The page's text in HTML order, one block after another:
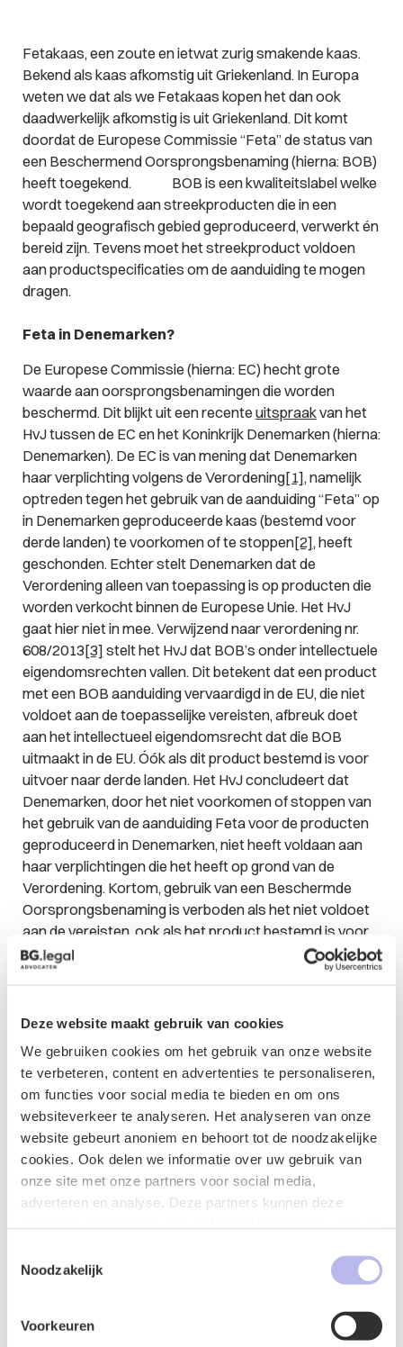
Deze website maakt gebruik van cookies
We gebruiken cookies om het gebruik van onze website
te verbeteren, content en advertenties te personaliseren,
om functies voor social media te bieden en om ons
websiteverkeer te analyseren. Het analyseren van onze
website gebeurt anoniem en behoort tot de noodzakelijke
cookies. Ook delen we informatie over uw gebruik van
onze site met onze partners voor social media,
adverteren en analyse. Deze partners kunnen deze
uw gebruik van hun services.
Noodzakelijk
Voorkeuren
Fetakaas, een zoute en ietwat zurig smakende kaas.
Bekend als kaas afkomstig uit Griekenland. In Europa
weten we dat als we Fetakaas kopen het dan ook
daadwerkelijk afkomstig is uit Griekenland. Dit komt
doordat de Europese Commissie “Feta” de status van
een Beschermend Oorsprongsbenaming (hierna: BOB)
heeft toegekend. BOB is een kwaliteitslabel welke
wordt toegekend aan streekproducten die in een
bepaald geografisch gebied geproduceerd, verwerkt én
bereid zijn. Tevens moet het streekproduct voldoen
aan productspecificaties om de aanduiding te mogen
dragen.
Feta in Denemarken?
De Europese Commissie (hierna: EC) hecht grote
waarde aan oorsprongsbenamingen die worden
beschermd. Dit blijkt uit een recente uitspraakvan het
HvJ tussen de EC en het Koninkrijk Denemarken (hierna:
Denemarken). De EC is van mening dat Denemarken
haar verplichting volgens de Verordening[1], namelijk
optreden tegen het gebruik van de aanduiding “Feta” op
in Denemarken geproduceerde kaas (bestemd voor
derde landen) te voorkomen of te stoppen[2], heeft
geschonden. Echter stelt Denemarken dat de
Verordening alleen van toepassing is op producten die
worden verkocht binnen de Europese Unie. Het HvJ
gaat hier niet in mee. Verwijzend naar verordening nr.
608/2013[3] stelt het HvJ dat BOB’s onder intellectuele
eigendomsrechten vallen. Dit betekent dat een product
met een BOB aanduiding vervaardigd in de EU, die niet
voldoet aan de toepasselijke vereisten, afbreuk doet
aan het intellectueel eigendomsrecht dat die BOB
uitmaakt in de EU. Óók als dit product bestemd is voor
uitvoer naar derde landen. Het HvJ concludeert dat
Denemarken, door het niet voorkomen of stoppen van
het gebruik van de aanduiding Feta voor de producten
geproduceerd in Denemarken, niet heeft voldaan aan
haar verplichtingen die het heeft op grond van de
Verordening. Kortom, gebruik van een Beschermde
Oorsprongsbenaming is verboden als het niet voldoet
aan de vereisten, ook als het product bestemd is voor
de uitvoer naar derde landen. Voor vragen over het
gebruik van oorsprongsbenamingen kunt u terecht bij
Verordening nr. 1151/2012[2]Artikel 13 Verordening nr.
onder d en punt 4 onder a.
Contactformulier